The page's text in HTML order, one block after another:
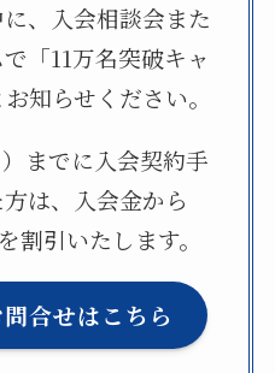
に、入会相談会また
「11万名突破キャ
知らせください。
までに入会契約手
は、入会金から
を割引いたします。
合せはこちら